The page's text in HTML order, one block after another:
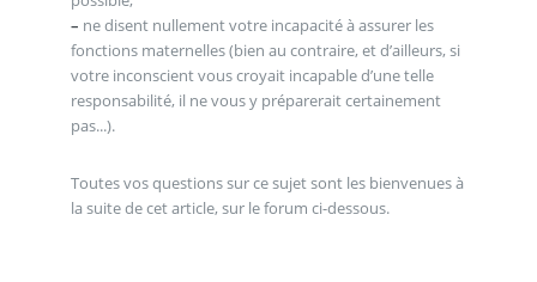
– ne disent nullement votre incapacité à assurer les
fonctions maternelles (bien au contraire, et d’ailleurs, si
votre inconscient vous croyait incapable d’une telle
responsabilité, il ne vous y préparerait certainement
pas...).
Toutes vos questions sur ce sujet sont les bienvenues à
la suite de cet article, sur le forum ci-dessous.